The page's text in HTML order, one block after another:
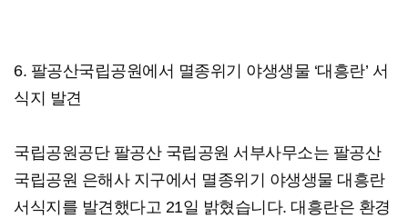
6. 팔공산국립공원에서 멸종위기 야생생물 ‘대흥란’ 서
식지 발견
국립공원공단 팔공산 국립공원 서부사무소는 팔공산
국립공원 은해사 지구에서 멸종위기 야생생물 대흥란
서식지를 발견했다고 21일 밝혔습니다. 대흥란은 환경